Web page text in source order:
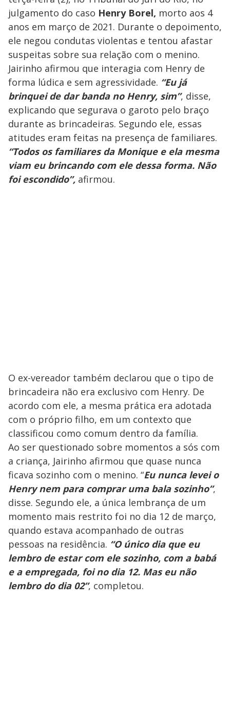
julgamento do caso Henry Borel, morto aos 4
anos em março de 2021. Durante o depoimento,
ele negou condutas violentas e tentou afastar
suspeitas sobre sua relação com o menino.
Jairinho afirmou que interagia com Henry de
forma lúdica e sem agressividade. “Eu já
brinquei de dar banda no Henry, sim”, disse,
explicando que segurava o garoto pelo braço
durante as brincadeiras. Segundo ele, essas
atitudes eram feitas na presença de familiares.
“Todos os familiares da Monique e ela mesma
viam eu brincando com ele dessa forma. Não
foi escondido”, afirmou.
O ex-vereador também declarou que o tipo de
brincadeira não era exclusivo com Henry. De
acordo com ele, a mesma prática era adotada
com o próprio filho, em um contexto que
classificou como comum dentro da família.
Ao ser questionado sobre momentos a sós com
a criança, Jairinho afirmou que quase nunca
ficava sozinho com o menino. “Eu nunca levei o
Henry nem para comprar uma bala sozinho”,
disse. Segundo ele, a única lembrança de um
momento mais restrito foi no dia 12 de março,
quando estava acompanhado de outras
pessoas na residência. “O único dia que eu
lembro de estar com ele sozinho, com a babá
e a empregada, foi no dia 12. Mas eu não
lembro do dia 02”, completou.